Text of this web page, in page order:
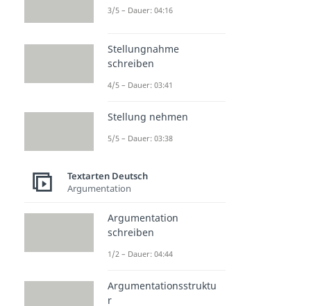
3/5 – Dauer: 04:16
Stellungnahme
schreiben
4/5 – Dauer: 03:41
Stellung nehmen
5/5 – Dauer: 03:38
Textarten Deutsch
Argumentation
Argumentation
schreiben
1/2 – Dauer: 04:44
Argumentationsstruktu
r